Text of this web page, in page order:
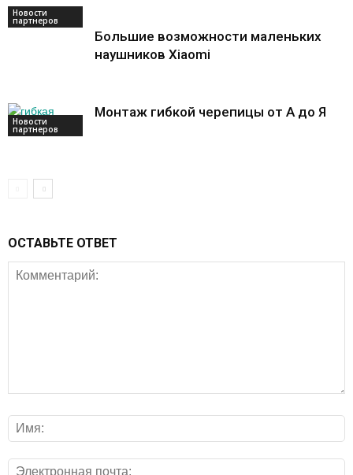
Новости
партнеров
Большие возможности маленьких
наушников Xiaomi
Новости
партнеров
Монтаж гибкой черепицы от А до Я
ОСТАВЬТЕ ОТВЕТ